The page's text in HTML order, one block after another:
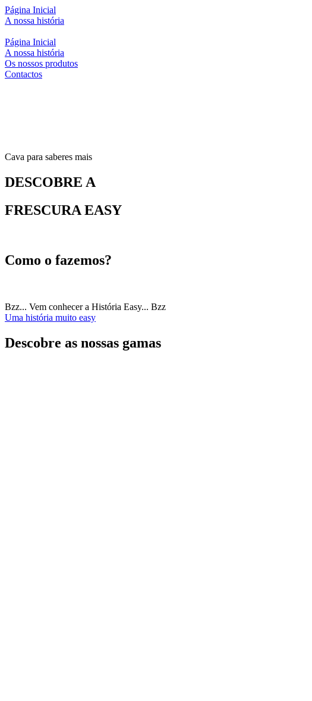
Página Inicial
A nossa história
Página Inicial
A nossa história
Os nossos produtos
Contactos
Cava para saberes mais
DESCOBRE A
FRESCURA EASY
Como o fazemos?
Bzz... Vem conhecer a História Easy... Bzz
Uma história muito easy
Descobre as nossas gamas